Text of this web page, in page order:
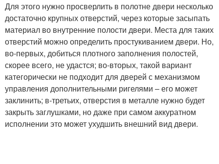
Для этого нужно просверлить в полотне двери несколько
достаточно крупных отверстий, через которые засыпать
материал во внутренние полости двери. Места для таких
отверстий можно определить простукиванием двери. Но,
во-первых, добиться плотного заполнения полостей,
скорее всего, не удастся; во-вторых, такой вариант
категорически не подходит для дверей с механизмом
управления дополнительными ригелями – его может
заклинить; в-третьих, отверстия в металле нужно будет
закрыть заглушками, но даже при самом аккуратном
исполнении это может ухудшить внешний вид двери.